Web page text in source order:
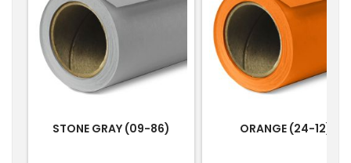
STONE GRAY (09-86) ORANGE (24-12)